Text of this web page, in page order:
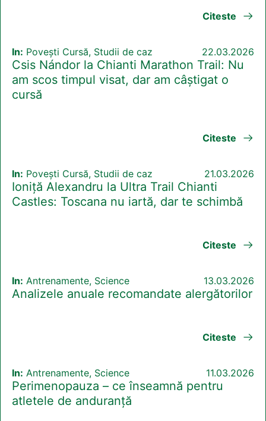
Citeste
In: Povești Cursă, Studii de caz 22.03.2026
Csis Nándor la Chianti Marathon Trail: Nu
am scos timpul visat, dar am câștigat o
cursă
Citeste
In: Povești Cursă, Studii de caz 21.03.2026
Ioniță Alexandru la Ultra Trail Chianti
Castles: Toscana nu iartă, dar te schimbă
Citeste
In: Antrenamente, Science 13.03.2026
Analizele anuale recomandate alergătorilor
Citeste
In: Antrenamente, Science 11.03.2026
Perimenopauza – ce înseamnă pentru
atletele de anduranță